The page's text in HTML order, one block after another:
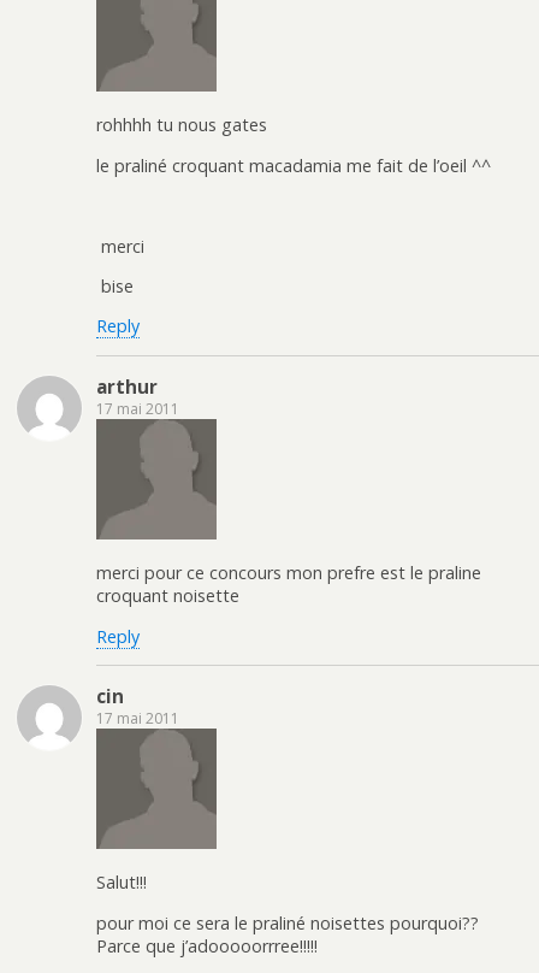
rohhhh tu nous gates
le praliné croquant macadamia me fait de l’oeil ^^
merci
bise
Reply
arthur
17 mai 2011
merci pour ce concours mon prefre est le praline
croquant noisette
Reply
cin
17 mai 2011
Salut!!!
pour moi ce sera le praliné noisettes pourquoi??
Parce que j’adooooorrree!!!!!